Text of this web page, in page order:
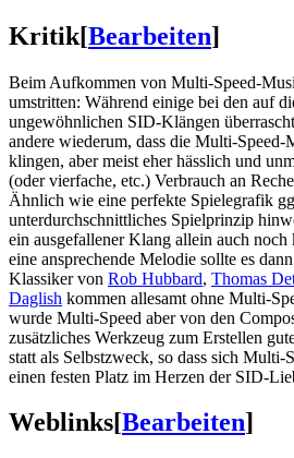
Kritik[Bearbeiten]
Beim Aufkommen von Multi-Speed-
umstritten: Während einige bei den auf
ungewöhnlichen SID-Klängen
andere wiederum, dass die Multi-Speed-
klingen, aber meist eher hässlich und
(oder vierfache, etc.) Verbrauch an
Ähnlich wie eine perfekte Spielegrafik
unterdurchschnittliches Spielprinzip
ein ausgefallener Klang allein auch
eine ansprechende Melodie sollte es
Klassiker von Rob Hubbard, Thomas
Daglish kommen allesamt ohne Multi-
wurde Multi-Speed aber von den
zusätzliches Werkzeug zum Erstellen
statt als Selbstzweck, so dass sich Multi-
einen festen Platz im Herzen der SID-
Weblinks[Bearbeiten]